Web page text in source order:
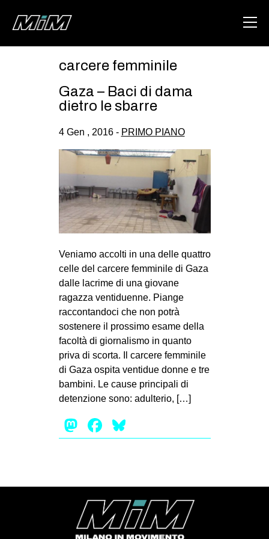
ABOUT
AREA
DEGENERAZIONE
GAZA FREESTYLE
CSOA LAMBRETTA
MSM
STUDENTI TSUNAMI
ZAM
MOBILITAZIONI
SPAZI
SPORT POPOLARE
AMBIENTE
ANTIFASCISMO
DIRITTO ALL’ABITARE
PRECARIATO
REPRESSIONE
STUDENTI
carcere femminile
Gaza – Baci di dama
dietro le sbarre
4 Gen , 2016 - PRIMO PIANO
Veniamo accolti in una delle quattro
celle del carcere femminile di Gaza
dalle lacrime di una giovane
ragazza ventiduenne. Piange
raccontandoci che non potrà
sostenere il prossimo esame della
facoltà di giornalismo in quanto
priva di scorta. Il carcere femminile
di Gaza ospita ventidue donne e tre
bambini. Le cause principali di
detenzione sono: adulterio, […]
Mastodon
Facebook